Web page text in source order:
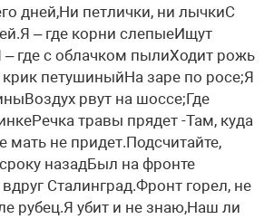
дней,Ни петлички, ни лычкиС
– где корни слепыеИщут
где с облачком пылиХодит рожь
крик петушиныйНа заре по росе;Я
рвут на шоссе;Где
травы прядет -Там, куда
не придет.Подсчитайте,
назадБыл на фронте
Сталинград.Фронт горел, не
рубец.Я убит и не знаю,Наш ли